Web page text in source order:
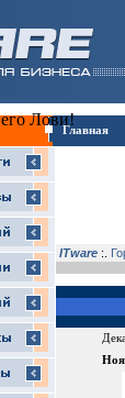
Главная
ITware :.